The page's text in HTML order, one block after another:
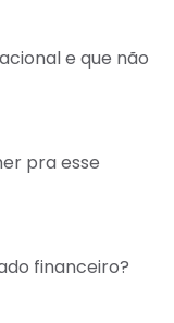
e que não
pra esse
financeiro?